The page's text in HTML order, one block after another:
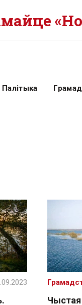
Палітыка